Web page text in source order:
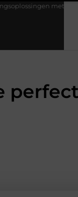
kennis uit de praktijk